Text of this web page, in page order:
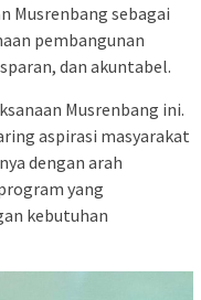
Musrenbang sebagai
pembangunan
dan akuntabel.
Musrenbang ini.
aspirasi masyarakat
dengan arah
yang
kebutuhan